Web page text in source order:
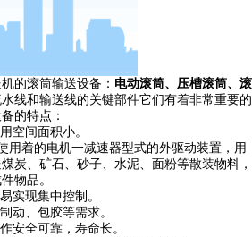
的滚筒输送设备： 电动滚筒、压槽滚筒、滚
线和输送线的关键部件它们有着非常重要的
的特点：
间面积小。
着的电机一减速器型式的外驱动装置，用
炭、矿石、砂子、水泥、面粉等散装物料，
物品。
现集中控制。
、包胶等需求。
全可靠，寿命长。